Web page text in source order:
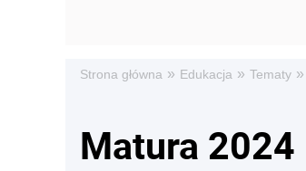
Strona główna » Edukacja » Tematy »
Matura 2024